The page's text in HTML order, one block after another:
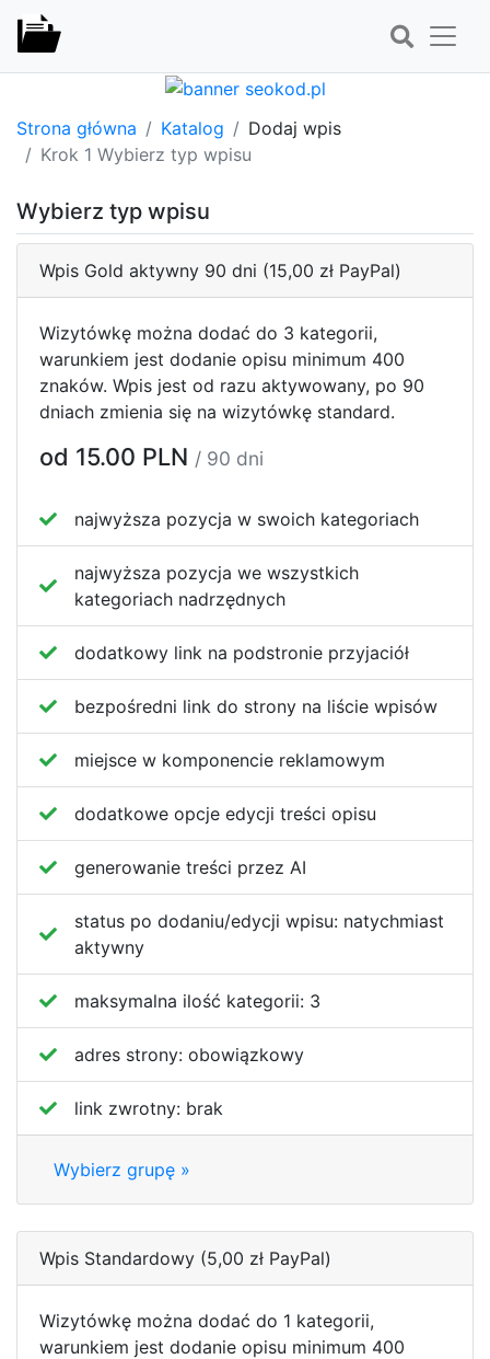
Strona główna Katalog
Dodaj wpis
Krok 1 Wybierz typ wpisu
Wybierz typ wpisu
Wpis Gold aktywny 90 dni (15,00 zł PayPal)
Wizytówkę można dodać do 3 kategorii,
warunkiem jest dodanie opisu minimum 400
znaków. Wpis jest od razu aktywowany, po 90
dniach zmienia się na wizytówkę standard.
od 15.00 PLN / 90 dni
najwyższa pozycja w swoich kategoriach
najwyższa pozycja we wszystkich
kategoriach nadrzędnych
dodatkowy link na podstronie przyjaciół
bezpośredni link do strony na liście wpisów
miejsce w komponencie reklamowym
dodatkowe opcje edycji treści opisu
generowanie treści przez AI
status po dodaniu/edycji wpisu: natychmiast
aktywny
maksymalna ilość kategorii: 3
adres strony: obowiązkowy
link zwrotny: brak
Wybierz grupę »
Wpis Standardowy (5,00 zł PayPal)
Wizytówkę można dodać do 1 kategorii,
warunkiem jest dodanie opisu minimum 400